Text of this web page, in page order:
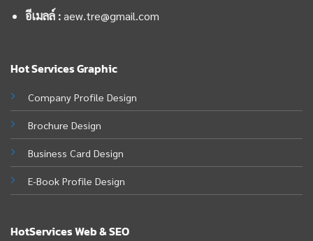
Hot Services Graphic
Company Profile Design
Brochure Design
Business Card Design
E-Book Profile Design
HotServices Web & SEO
อีเมลล์ :aew.tre@gmail.com